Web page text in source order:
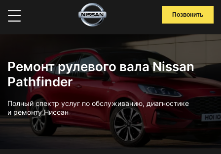
Позвонить
Ремонт рулевого вала Nissan
Pathfinder
Полный спектр услуг по обслуживанию, диагностике
и ремонту Ниссан